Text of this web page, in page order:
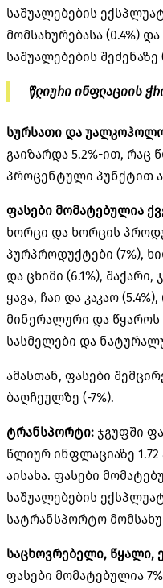
საშუალებების
მომსახურებასა (0.4%)
საშუალებების შეძენაზე
წლიური ინფლაციის
სურსათი და
გაიზარდა 5.2%-ით, რაც
პროცენტული პუნქტით
ფასები მომატებულია
ხორცი და ხორცის
პურპროდუქტები (7%),
და ცხიმი (6.1%),
ყავა, ჩაი და კაკაო
მინერალური და
სასმელები და
ამასთან, ფასები
ბაღჩეულზე (-7%).
ტრანსპორტი: ჯგუფში
წლიურ ინფლაციაზე
აისახა. ფასები
საშუალებების
სატრანსპორტო
საცხოვრებელი, წყალი,
ფასები მომატებულია